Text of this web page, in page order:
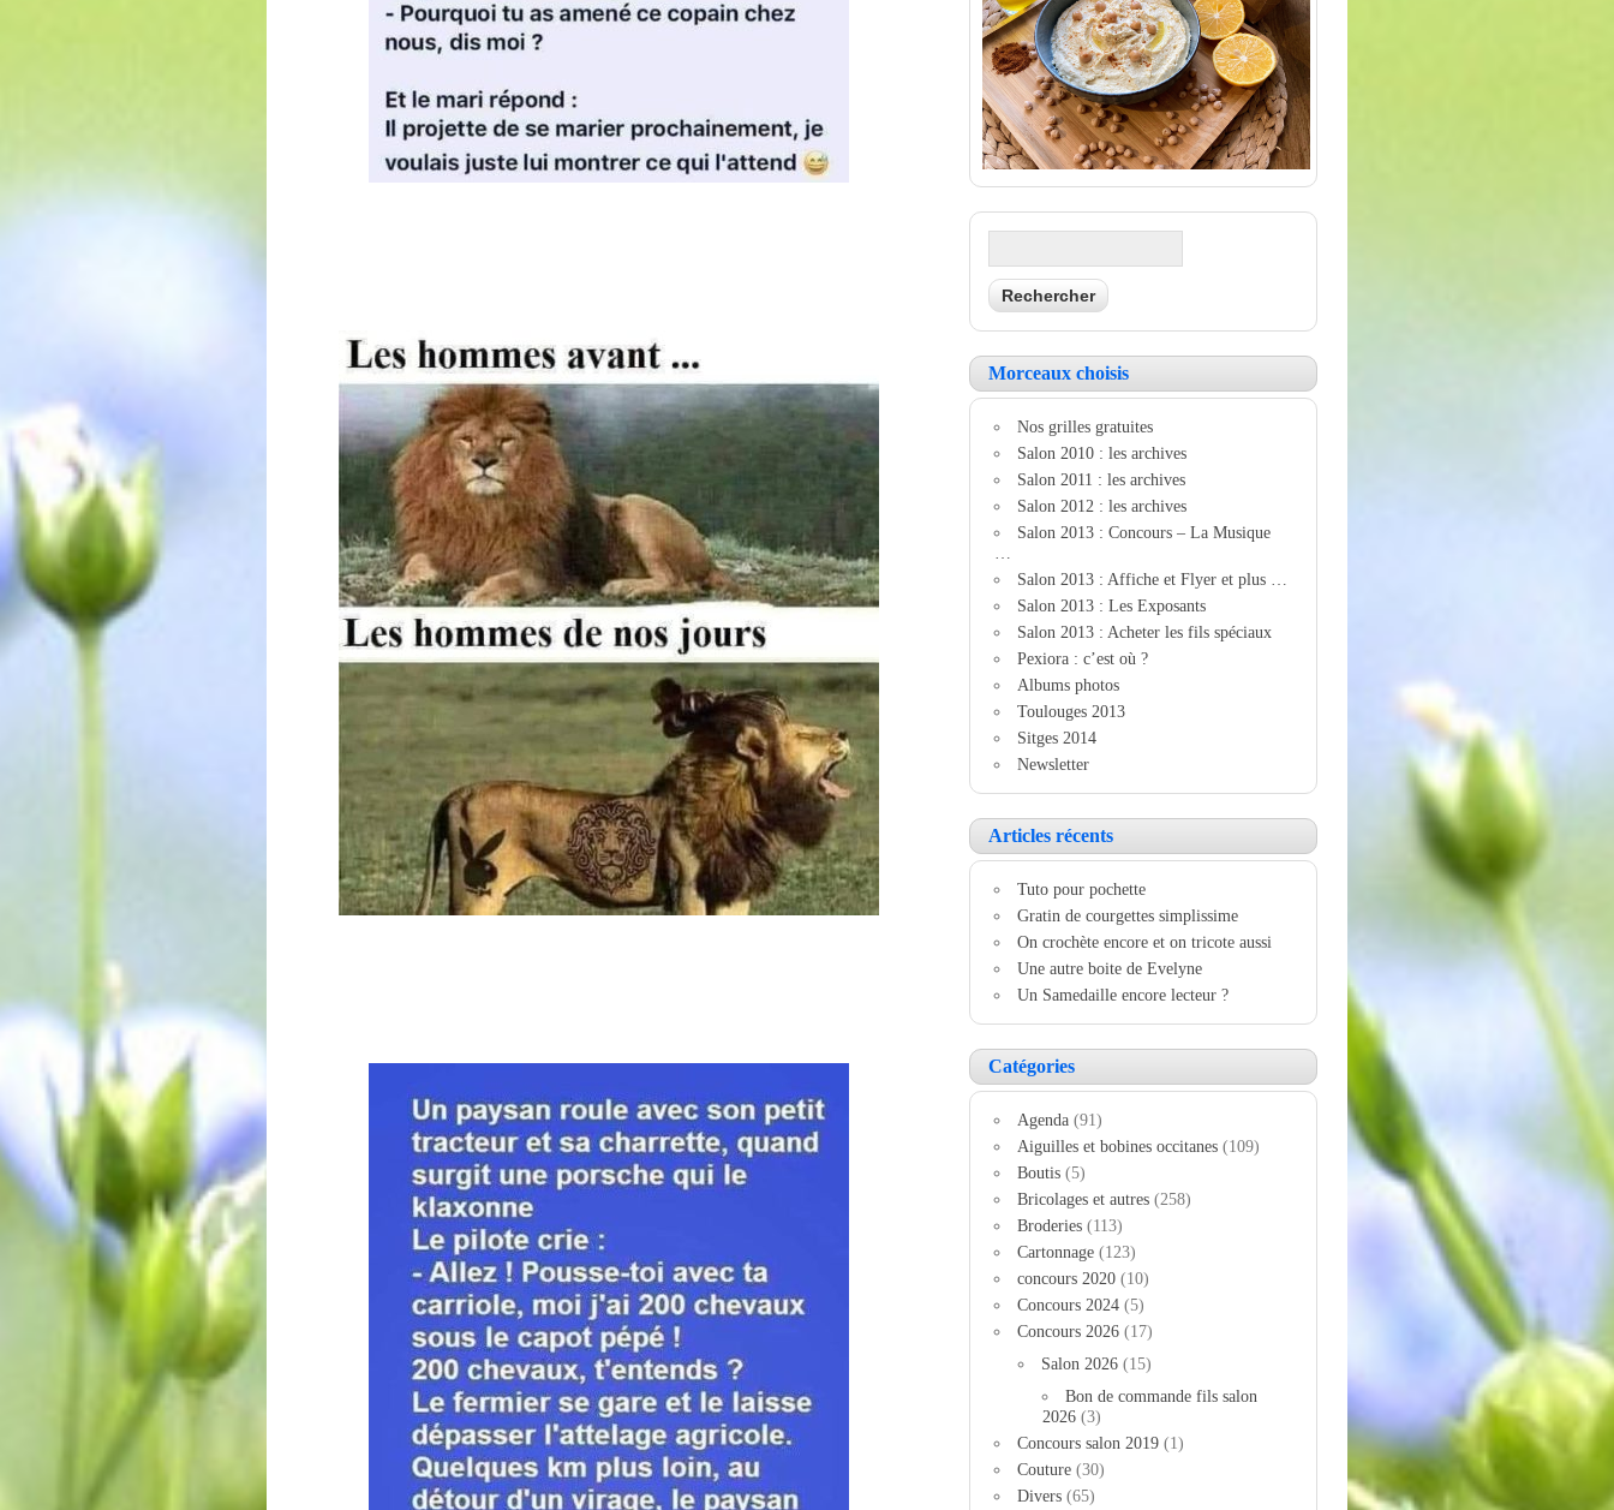
Morceaux choisis
Nos grilles gratuites
Salon 2010 : les archives
Salon 2011 : les archives
Salon 2012 : les archives
Salon 2013 : Concours – La Musique
Salon 2013 : Affiche et Flyer et plus …
Salon 2013 : Les Exposants
Salon 2013 : Acheter les fils spéciaux
Pexiora : c’est où ?
Albums photos
Toulouges 2013
Sitges 2014
Newsletter
Articles récents
Tuto pour pochette
Gratin de courgettes simplissime
On crochète encore et on tricote aussi
Une autre boite de Evelyne
Un Samedaille encore lecteur ?
Catégories
Agenda (91)
Aiguilles et bobines occitanes (109)
Boutis (5)
Bricolages et autres (258)
Broderies (113)
Cartonnage (123)
concours 2020 (10)
Concours 2024 (5)
Concours 2026 (17)
Salon 2026 (15)
Bon de commande fils salon
2026 (3)
Concours salon 2019 (1)
Couture (30)
Divers (65)